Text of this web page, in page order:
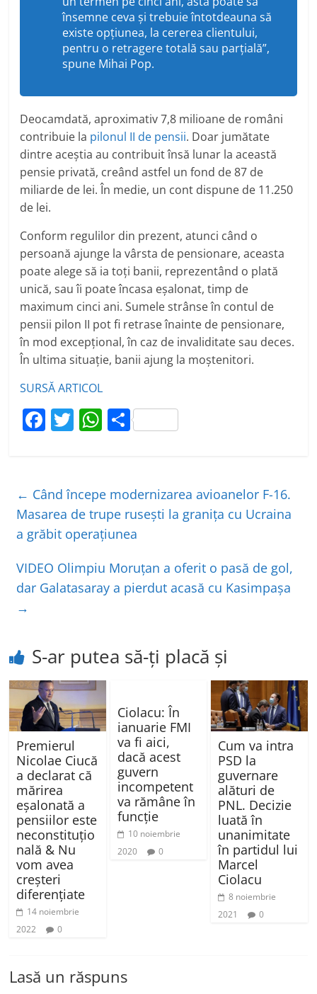
însemne ceva şi trebuie întotdeauna să
existe opţiunea, la cererea clientului,
pentru o retragere totală sau parţială”,
spune Mihai Pop.
Deocamdată, aproximativ 7,8 milioane de români
contribuie la pilonul II de pensii. Doar jumătate
dintre aceștia au contribuit însă lunar la această
pensie privată, creând astfel un fond de 87 de
miliarde de lei. În medie, un cont dispune de 11.250
de lei.
Conform regulilor din prezent, atunci când o
persoană ajunge la vârsta de pensionare, aceasta
poate alege să ia toți banii, reprezentând o plată
unică, sau îi poate încasa eșalonat, timp de
maximum cinci ani. Sumele strânse în contul de
pensii pilon II pot fi retrase înainte de pensionare,
în mod excepțional, în caz de invaliditate sau deces.
În ultima situație, banii ajung la moștenitori.
SURSĂ ARTICOL
F
e
b
o
o
k
T
er
W
s
A
p
p
P
je
a
z
← Când începe modernizarea avioanelor F-16.
Masarea de trupe ruseşti la graniţa cu Ucraina
a grăbit operaţiunea
VIDEO Olimpiu Moruțan a oferit o pasă de gol,
dar Galatasaray a pierdut acasă cu Kasimpașa
→
S-ar putea să-ți placă și
Premierul
Nicolae Ciucă
a declarat că
mărirea
eșalonată a
pensiilor este
neconstituțio
nală & Nu
vom avea
creșteri
diferențiate
14 noiembrie
2022
0
Ciolacu: În
ianuarie FMI
va fi aici,
dacă acest
guvern
incompetent
va rămâne în
funcţie
10 noiembrie
2020
0
Cum va intra
PSD la
guvernare
alături de
PNL. Decizie
luată în
unanimitate
în partidul lui
Marcel
Ciolacu
8 noiembrie
2021
0
Lasă un răspuns